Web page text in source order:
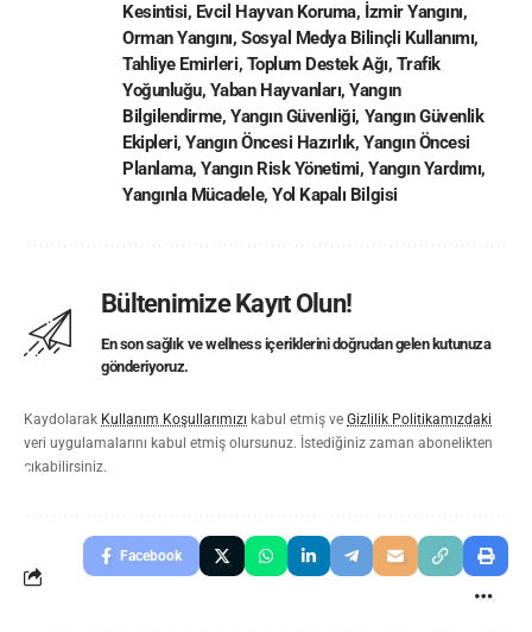
Kesintisi, Evcil Hayvan Koruma, İzmir Yangını,
Orman Yangını, Sosyal Medya Bilinçli Kullanımı,
Tahliye Emirleri, Toplum Destek Ağı, Trafik
Yoğunluğu, Yaban Hayvanları,Yangın
Bilgilendirme, Yangın Güvenliği, Yangın Güvenlik
Ekipleri,Yangın Öncesi Hazırlık,Yangın Öncesi
Planlama,Yangın Risk Yönetimi, Yangın Yardımı,
Yangınla Mücadele,Yol Kapalı Bilgisi
Bültenimize Kayıt Olun!
En son sağlık ve wellness içeriklerini doğrudan gelen kutunuza
gönderiyoruz.
Kaydolarak Kullanım Koşullarımızı kabul etmiş ve Gizlilik Politikamızdaki
veri uygulamalarını kabul etmiş olursunuz. İstediğiniz zaman abonelikten
çıkabilirsiniz.
Facebook